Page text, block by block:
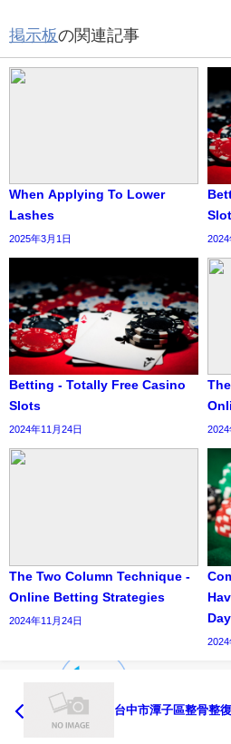
掲示板の関連記事
When Applying To Lower
Lashes
2025年3月1日 2024
Betting - Totally Free Casino
Slots
2024年11月24日 2024
The Two Column Technique -
Online Betting Strategies
2024年11月24日
2024
台中市潭子區整骨整